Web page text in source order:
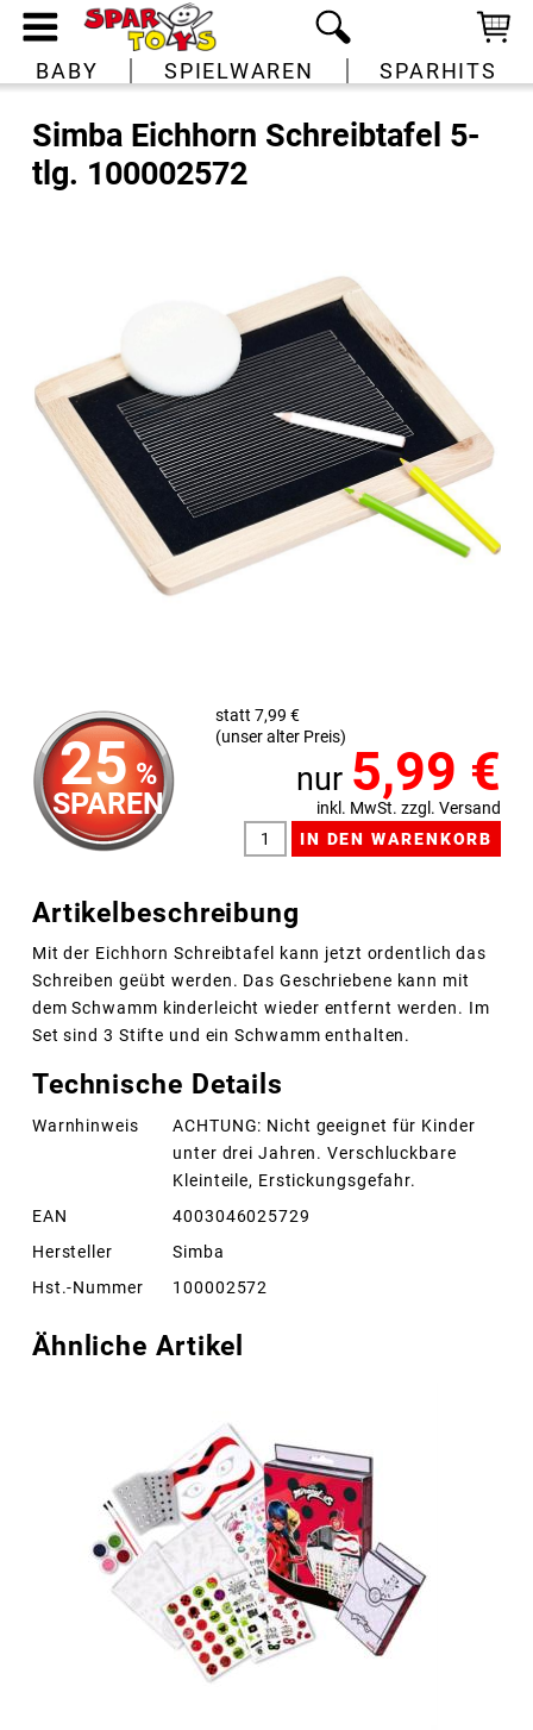
BABY SPIELWAREN SPARHITS
Simba Eichhorn Schreibtafel 5-
tlg. 100002572
25 %
SPAREN
statt 7,99 €
(unser alter Preis)
nur 5,99 €
inkl. MwSt. zzgl. Versand
Artikelbeschreibung
Mit der Eichhorn Schreibtafel kann jetzt ordentlich das
Schreiben geübt werden. Das Geschriebene kann mit
dem Schwamm kinderleicht wieder entfernt werden. Im
Set sind 3 Stifte und ein Schwamm enthalten.
Technische Details
Warnhinweis
ACHTUNG: Nicht geeignet für Kinder
unter drei Jahren. Verschluckbare
Kleinteile, Erstickungsgefahr.
EAN
4003046025729
Hersteller
Simba
Hst.-Nummer
100002572
Ähnliche Artikel